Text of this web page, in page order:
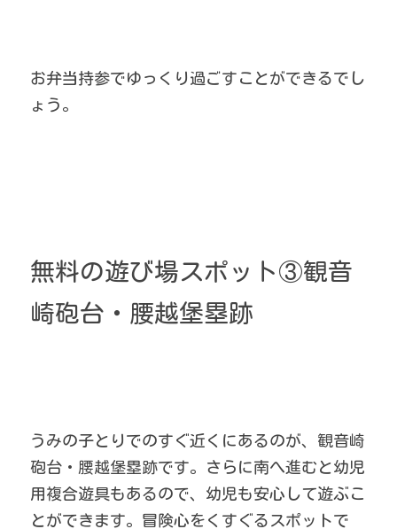
お弁当持参でゆっくり過ごすことができるでし
ょう。
無料の遊び場スポット③観音
崎砲台・腰越堡塁跡
うみの子とりでのすぐ近くにあるのが、観音崎
砲台・腰越堡塁跡です。さらに南へ進むと幼児
用複合遊具もあるので、幼児も安心して遊ぶこ
とができます。冒険心をくすぐるスポットで